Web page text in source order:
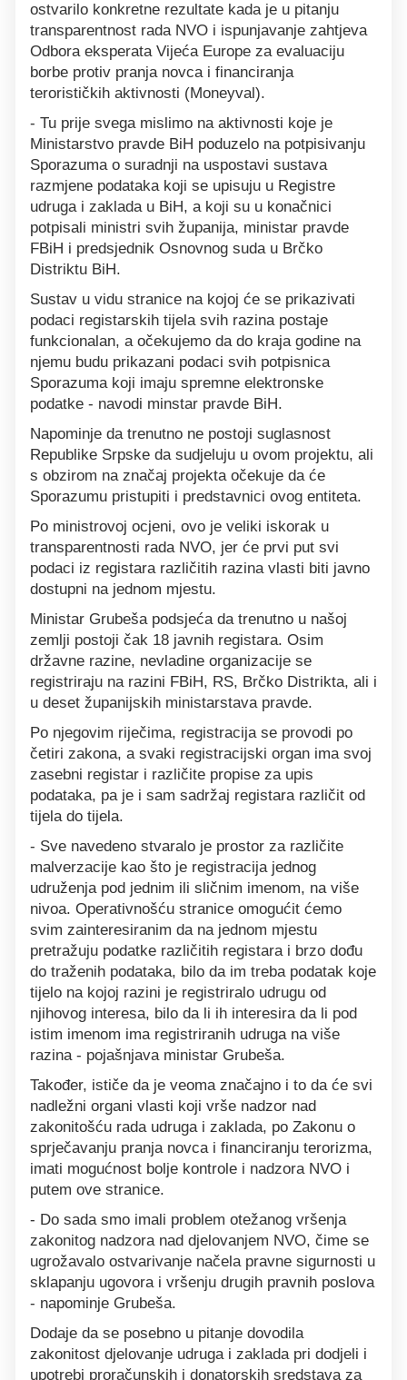
ostvarilo konkretne rezultate kada je u pitanju
transparentnost rada NVO i ispunjavanje zahtjeva
Odbora eksperata Vijeća Europe za evaluaciju
borbe protiv pranja novca i financiranja
terorističkih aktivnosti (Moneyval).
- Tu prije svega mislimo na aktivnosti koje je
Ministarstvo pravde BiH poduzelo na potpisivanju
Sporazuma o suradnji na uspostavi sustava
razmjene podataka koji se upisuju u Registre
udruga i zaklada u BiH, a koji su u konačnici
potpisali ministri svih županija, ministar pravde
FBiH i predsjednik Osnovnog suda u Brčko
Distriktu BiH.
Sustav u vidu stranice na kojoj će se prikazivati
podaci registarskih tijela svih razina postaje
funkcionalan, a očekujemo da do kraja godine na
njemu budu prikazani podaci svih potpisnica
Sporazuma koji imaju spremne elektronske
podatke - navodi minstar pravde BiH.
Napominje da trenutno ne postoji suglasnost
Republike Srpske da sudjeluju u ovom projektu, ali
s obzirom na značaj projekta očekuje da će
Sporazumu pristupiti i predstavnici ovog entiteta.
Po ministrovoj ocjeni, ovo je veliki iskorak u
transparentnosti rada NVO, jer će prvi put svi
podaci iz registara različitih razina vlasti biti javno
dostupni na jednom mjestu.
Ministar Grubeša podsjeća da trenutno u našoj
zemlji postoji čak 18 javnih registara. Osim
državne razine, nevladine organizacije se
registriraju na razini FBiH, RS, Brčko Distrikta, ali i
u deset županijskih ministarstava pravde.
Po njegovim riječima, registracija se provodi po
četiri zakona, a svaki registracijski organ ima svoj
zasebni registar i različite propise za upis
podataka, pa je i sam sadržaj registara različit od
tijela do tijela.
- Sve navedeno stvaralo je prostor za različite
malverzacije kao što je registracija jednog
udruženja pod jednim ili sličnim imenom, na više
nivoa. Operativnošću stranice omogućit ćemo
svim zainteresiranim da na jednom mjestu
pretražuju podatke različitih registara i brzo dođu
do traženih podataka, bilo da im treba podatak koje
tijelo na kojoj razini je registriralo udrugu od
njihovog interesa, bilo da li ih interesira da li pod
istim imenom ima registriranih udruga na više
razina - pojašnjava ministar Grubeša.
Također, ističe da je veoma značajno i to da će svi
nadležni organi vlasti koji vrše nadzor nad
zakonitošću rada udruga i zaklada, po Zakonu o
sprječavanju pranja novca i financiranju terorizma,
imati mogućnost bolje kontrole i nadzora NVO i
putem ove stranice.
- Do sada smo imali problem otežanog vršenja
zakonitog nadzora nad djelovanjem NVO, čime se
ugrožavalo ostvarivanje načela pravne sigurnosti u
sklapanju ugovora i vršenju drugih pravnih poslova
- napominje Grubeša.
Dodaje da se posebno u pitanje dovodila
zakonitost djelovanje udruga i zaklada pri dodjeli i
upotrebi proračunskih i donatorskih sredstava za